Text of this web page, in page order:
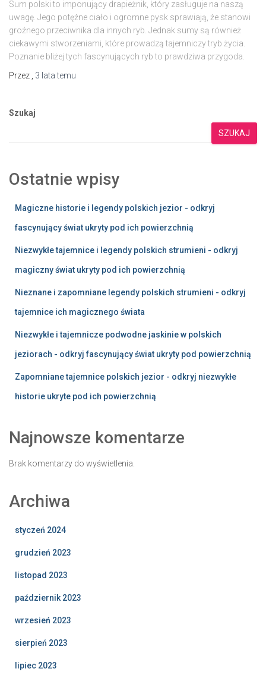
Sum polski to imponujący drapieżnik, który zasługuje na naszą
uwagę. Jego potężne ciało i ogromne pysk sprawiają, że stanowi
groźnego przeciwnika dla innych ryb. Jednak sumy są również
ciekawymi stworzeniami, które prowadzą tajemniczy tryb życia.
Poznanie bliżej tych fascynujących ryb to prawdziwa przygoda.
Przez
3 latatemu
Szukaj
SZUKAJ
Ostatnie wpisy
Magiczne historie i legendy polskich jezior - odkryj
fascynujący świat ukryty pod ich powierzchnią
Niezwykłe tajemnice i legendy polskich strumieni - odkryj
magiczny świat ukryty pod ich powierzchnią
Nieznane i zapomniane legendy polskich strumieni - odkryj
tajemnice ich magicznego świata
Niezwykłe i tajemnicze podwodne jaskinie w polskich
jeziorach - odkryj fascynujący świat ukryty pod powierzchnią
Zapomniane tajemnice polskich jezior - odkryj niezwykłe
historie ukryte pod ich powierzchnią
Najnowsze komentarze
Brak komentarzy do wyświetlenia.
Archiwa
styczeń 2024
grudzień 2023
listopad 2023
październik 2023
wrzesień 2023
sierpień 2023
lipiec 2023